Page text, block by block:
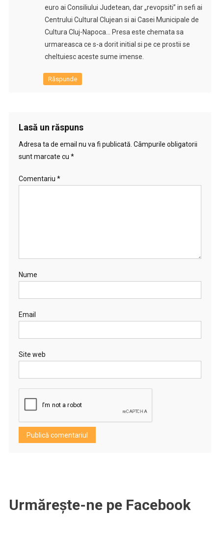
euro ai Consiliului Judetean, dar „revopsiti” in sefi ai
Centrului Cultural Clujean si ai Casei Municipale de
Cultura Cluj-Napoca… Presa este chemata sa
urmareasca ce s-a dorit initial si pe ce prostii se
cheltuiesc aceste sume imense.
Răspunde
Lasă un răspuns
Adresa ta de email nu va fi publicată. Câmpurile obligatorii
sunt marcate cu *
Comentariu *
Nume
Email
Site web
Urmărește-ne pe Facebook